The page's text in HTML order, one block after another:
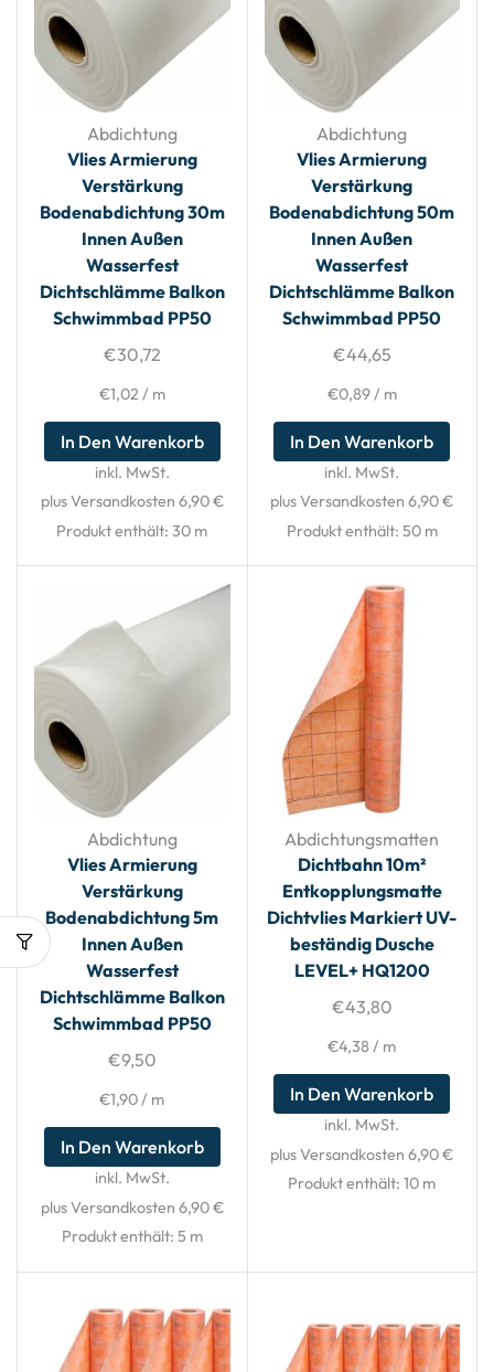
Abdichtung
Vlies Armierung
Verstärkung
Bodenabdichtung 30m
Innen Außen
Wasserfest
Dichtschlämme Balkon
Schwimmbad PP50
€30,72
€1,02 / m
In Den Warenkorb
inkl. MwSt.
plus Versandkosten 6,90 €
Produkt enthält: 30 m
Abdichtung
Vlies Armierung
Verstärkung
Bodenabdichtung 50m
Innen Außen
Wasserfest
Dichtschlämme Balkon
Schwimmbad PP50
€44,65
€0,89/ m
In Den Warenkorb
inkl. MwSt.
plus Versandkosten 6,90 €
Produkt enthält: 50 m
Abdichtung
Vlies Armierung
Verstärkung
Bodenabdichtung 5m
Innen Außen
Wasserfest
Dichtschlämme Balkon
Schwimmbad PP50
€9,50
€1,90/ m
In Den Warenkorb
inkl. MwSt.
plus Versandkosten 6,90 €
Produkt enthält: 5 m
Abdichtungsmatten
Dichtbahn 10m²
Entkopplungsmatte
Dichtvlies Markiert UV-
beständig Dusche
LEVEL+ HQ1200
€43,80
€4,38/ m
In Den Warenkorb
inkl. MwSt.
plus Versandkosten 6,90 €
Produkt enthält: 10 m